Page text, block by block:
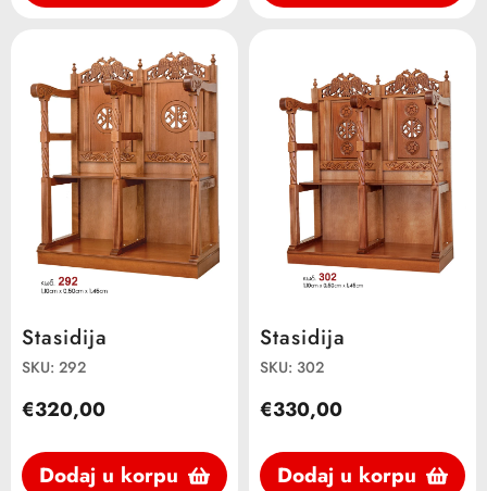
Stasidija
SKU: 292
€320,00
Dodaj u korpu
Stasidija
SKU: 302
€330,00
Dodaj u korpu